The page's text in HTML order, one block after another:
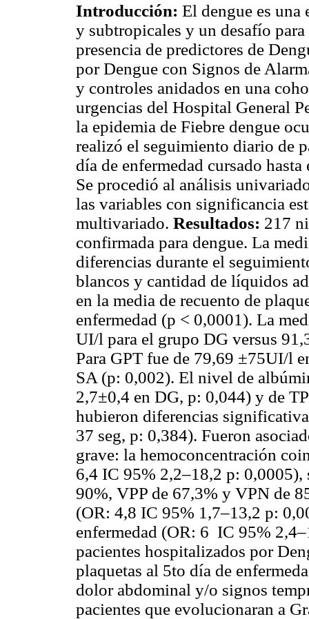
Introducción: El dengue es una
y subtropicales y un desafío
presencia de predictores de
por Dengue con Signos de
y controles anidados en una
urgencias del Hospital General
la epidemia de Fiebre dengue
realizó el seguimiento diario de
día de enfermedad cursado
Se procedió al análisis
las variables con significancia
multivariado. Resultados: 217
confirmada para dengue. La
diferencias durante el
blancos y cantidad de líquidos
en la media de recuento de
enfermedad (p < 0,0001). La
UI/l para el grupo DG versus
Para GPT fue de 79,69 ±75UI/l
SA (p: 0,002). El nivel de
2,7±0,4 en DG, p: 0,044) y de
hubieron diferencias
37 seg, p: 0,384). Fueron
grave: la hemoconcentración
6,4 IC 95% 2,2–18,2 p:
90%, VPP de 67,3% y VPN de
(OR: 4,8 IC 95% 1,7–13,2 p:
enfermedad (OR: 6 IC 95%
pacientes hospitalizados por
plaquetas al 5to día de
dolor abdominal y/o signos
pacientes que evolucionaran a